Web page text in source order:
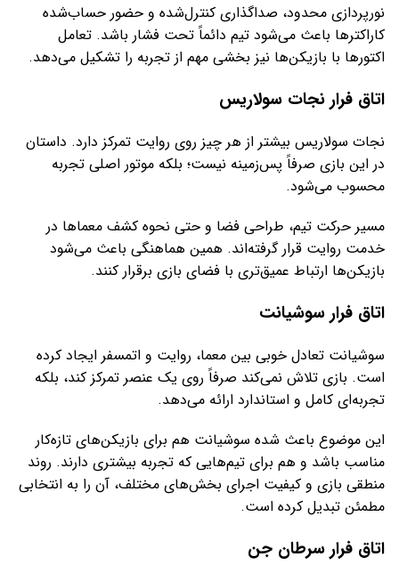
نورپردازی محدود، صداگذاری کنترل‌شده و حضور حساب‌شده
کاراکترها باعث می‌شود تیم دائماً تحت فشار باشد. تعامل
اکتورها با بازیکن‌ها نیز بخشی مهم از تجربه را تشکیل می‌دهد.
اتاق فرار نجات سولاریس
نجات سولاریس بیشتر از هر چیز روی روایت تمرکز دارد. داستان
در این بازی صرفاً پس‌زمینه نیست؛ بلکه موتور اصلی تجربه
محسوب می‌شود.
مسیر حرکت تیم، طراحی فضا و حتی نحوه کشف معماها در
خدمت روایت قرار گرفته‌اند. همین هماهنگی باعث می‌شود
بازیکن‌ها ارتباط عمیق‌تری با فضای بازی برقرار کنند.
اتاق فرار سوشیانت
سوشیانت تعادل خوبی بین معما، روایت و اتمسفر ایجاد کرده
است. بازی تلاش نمی‌کند صرفاً روی یک عنصر تمرکز کند، بلکه
تجربه‌ای کامل و استاندارد ارائه می‌دهد.
این موضوع باعث شده سوشیانت هم برای بازیکن‌های تازه‌کار
مناسب باشد و هم برای تیم‌هایی که تجربه بیشتری دارند. روند
منطقی بازی و کیفیت اجرای بخش‌های مختلف، آن را به انتخابی
مطمئن تبدیل کرده است.
اتاق فرار سرطان جن